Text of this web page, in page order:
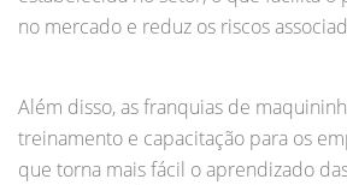
no mercado e reduz os riscos
Além disso, as franquias de
treinamento e capacitação para os
que torna mais fácil o aprendizado